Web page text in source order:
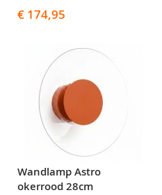
€ 174,95
Wandlamp Astro
okerrood 28cm